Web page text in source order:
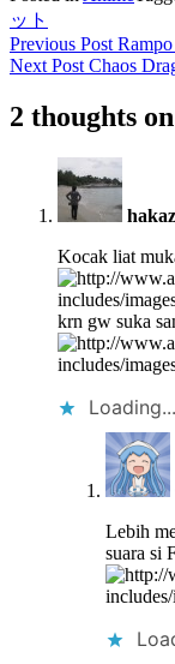
ット
Post
navigation
Previous Post
Next Post Chaos
2 thoughts
Kocak liat
krn gw suka
Loading...
Lebih
suara si